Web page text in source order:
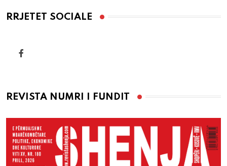
RRJETET SOCIALE
REVISTA NUMRI I FUNDIT